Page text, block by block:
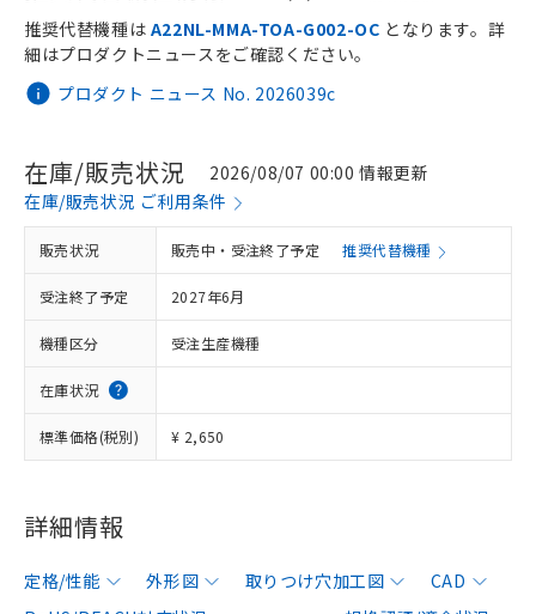
プロダクト ニュース No. 2026039c
推奨代替機種は A22NL-MMA-TOA-G002-OC となります。詳
細はプロダクトニュースをご確認ください。
在庫/販売状況
2026/08/07 00:00 情報更新
在庫/販売状況 ご利用条件
販売状況 販売中・受注終了予定 推奨代替機種
受注終了予定 2027年6月
機種区分 受注生産機種
在庫状況
標準価格(税別) ¥ 2,650
詳細情報
定格/性能 外形図 取りつけ穴加工図
CAD